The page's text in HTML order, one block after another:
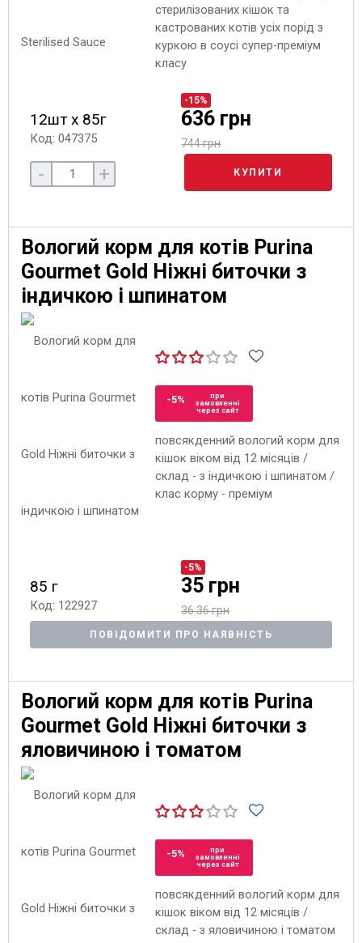
стерилізованих кішок та
кастрованих котів усіх порід з
куркою в соусі супер-преміум
класу
12шт х 85г
Код: 047375
-15%
636 грн
744 грн
- + КУПИТИ
Вологий корм для котів Purina
Gourmet Gold Ніжні биточки з
індичкою і шпинатом
-5%
при
замовленні
через сайт
повсякденний вологий корм для
кішок віком від 12 місяців /
склад - з індичкою і шпинатом /
клас корму - преміум
85 г
Код: 122927
-5%
35 грн
36.36 грн
ПОВІДОМИТИ ПРО НАЯВНІСТЬ
Вологий корм для котів Purina
Gourmet Gold Ніжні биточки з
яловичиною і томатом
-5%
при
замовленні
через сайт
повсякденний вологий корм для
кішок віком від 12 місяців /
склад - з яловичиною і томатом